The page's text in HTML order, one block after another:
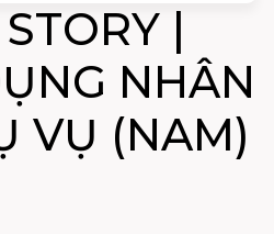
|
NHÂN
VỤ (NAM)